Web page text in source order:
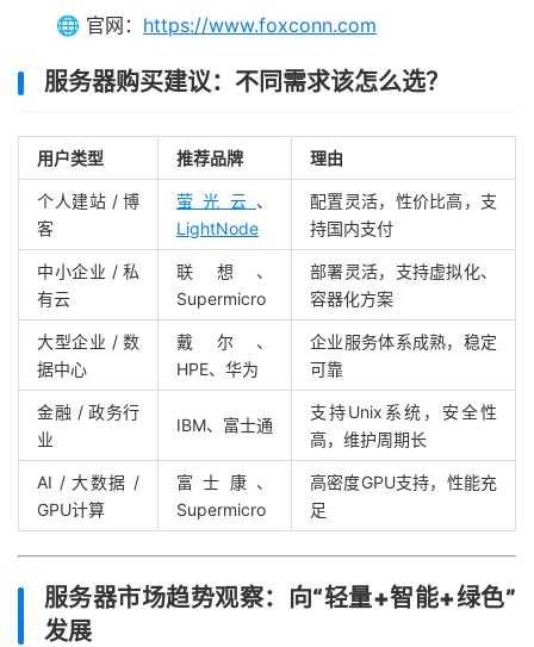
🌐 官网： https://www.foxconn.com
服务器购买建议：不同需求该怎么选？
用户类型 推荐品牌 理由
个人建站 / 博
客
萤光云 、
LightNode
配置灵活，性价比高，支
持国内支付
中小企业 / 私
有云
联想、
Supermicro
部署灵活，支持虚拟化、
容器化方案
大型企业 / 数
据中心
戴尔、
HPE、华为
企业服务体系成熟，稳定
可靠
金融 / 政务行
业
IBM、富士通
支持Unix系统，安全性
高，维护周期长
AI / 大数据 /
GPU计算
富士康、
Supermicro
高密度GPU支持，性能充
足
服务器市场趋势观察：向“轻量+智能+绿色”
发展